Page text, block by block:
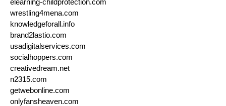
wrestling4mena.com
knowledgeforall.info
brand2lastio.com
usadigitalservices.com
socialhoppers.com
creativedream.net
n2315.com
getwebonline.com
onlyfansheaven.com